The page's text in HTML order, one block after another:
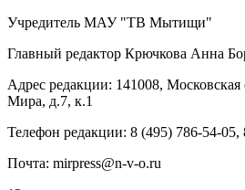
Учредитель МАУ "ТВ Мытищи"
Главный редактор Крючкова Анна
Адрес редакции: 141008,
Мира, д.7, к.1
Телефон редакции: 8 (495) 786-54-05,
Почта: mirpress@n-v-o.ru